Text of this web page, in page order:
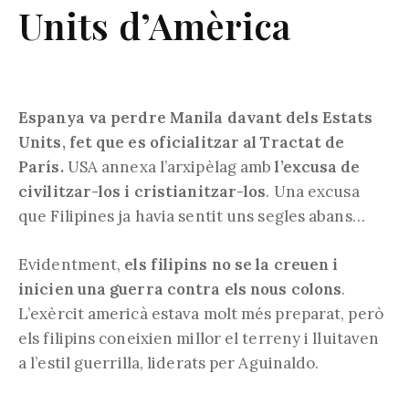
Units d’Amèrica
Espanya va perdre Manila davant dels Estats
Units, fet que es oficialitzar al Tractat de
París.USA annexa l’arxipèlag ambl’excusa de
civilitzar-los i cristianitzar-los. Una excusa
que Filipines ja havia sentit uns segles abans…
Evidentment, els filipins no se la creuen i
inicien una guerra contra els nous colons.
L’exèrcit americà estava molt més preparat, però
els filipins coneixien millor el terreny i lluitaven
a l’estil guerrilla, liderats per Aguinaldo.